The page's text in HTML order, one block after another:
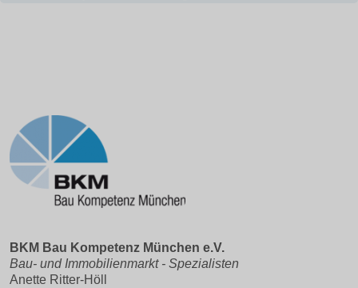
BKM Bau Kompetenz München e.V.
Bau- und Immobilienmarkt - Spezialisten
Anette Ritter-Höll